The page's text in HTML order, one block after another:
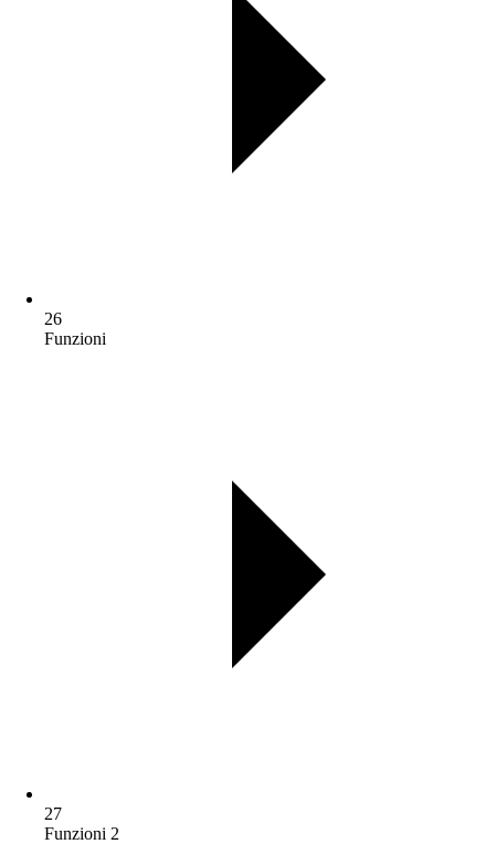
26
Funzioni
27
Funzioni 2